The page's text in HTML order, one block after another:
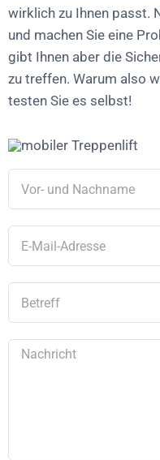
wirklich zu Ihnen passt.
und machen Sie eine
gibt Ihnen aber die
zu treffen. Warum also
testen Sie es selbst!